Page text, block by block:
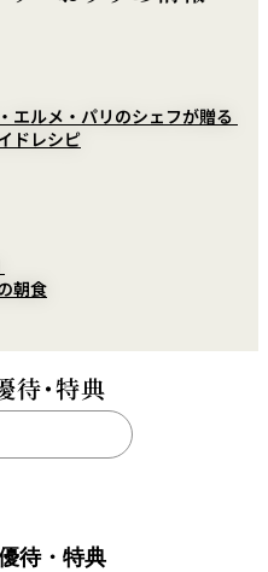
エルメ・パリのシェフが贈る
ドレシピ
朝食
待・特典
待・特典